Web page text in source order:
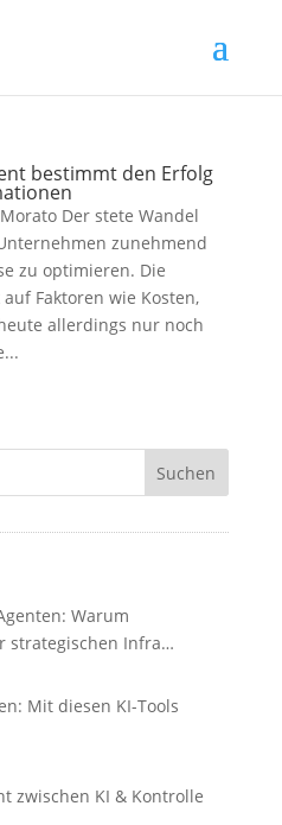
bestimmt den Erfolg
Der stete Wandel
zunehmend
zu optimieren. Die
Faktoren wie Kosten,
allerdings nur noch
Warum
strategischen Infra…
Mit diesen KI-Tools
zwischen KI & Kontrolle